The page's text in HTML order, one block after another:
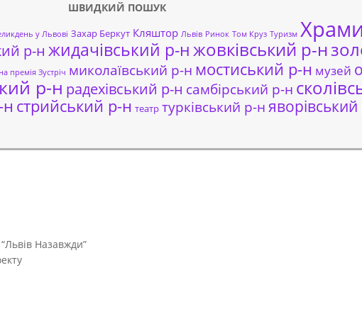
ШВИДКИЙ ПОШУК
у Львові Захар Беркут Кляштор Львів Ринок Том Круз Туризм Храми
р-н жидачівський р-нжовківський р-н
премія Зустріч миколаївський р-н мостиський р-н музей
р-н радехівський р-н самбірський р-н
стрийський р-н театр турківський р-н
Назавжди”